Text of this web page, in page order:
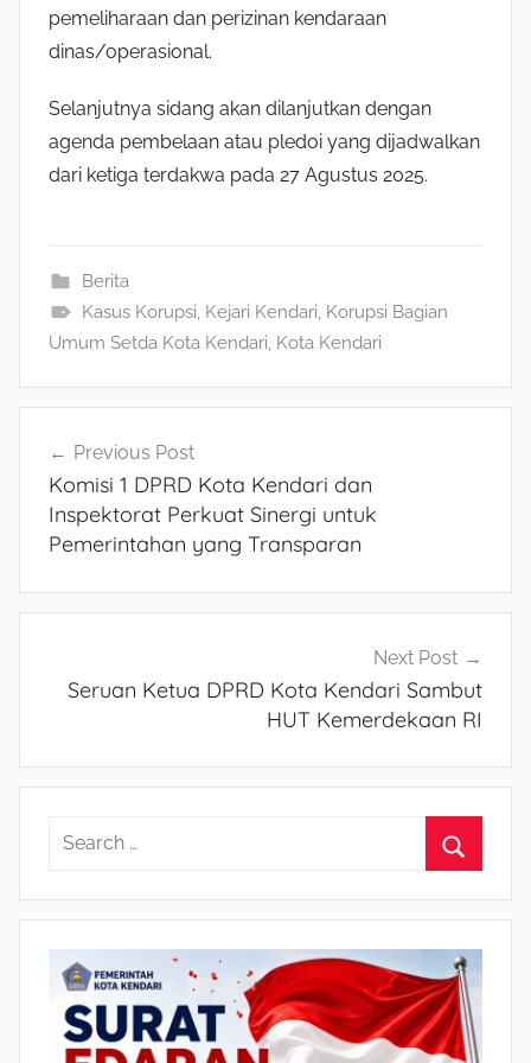
pemeliharaan dan perizinan kendaraan
dinas/operasional.
Selanjutnya sidang akan dilanjutkan dengan
agenda pembelaan atau pledoi yang dijadwalkan
dari ketiga terdakwa pada 27 Agustus 2025.
Berita
Kasus Korupsi, Kejari Kendari, Korupsi Bagian
Umum Setda Kota Kendari, Kota Kendari
Navigasi
pos
Previous Post
Komisi 1 DPRD Kota Kendari dan
Inspektorat Perkuat Sinergi untuk
Pemerintahan yang Transparan
Next Post
Seruan Ketua DPRD Kota Kendari Sambut
HUT Kemerdekaan RI
a
e
a
r
c
h